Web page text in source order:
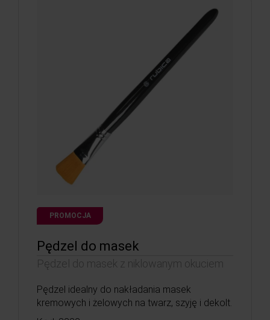
PROMOCJA
Pędzel do masek
Pędzel do masek z niklowanym okuciem
Pędzel idealny do nakładania masek
kremowych i żelowych na twarz, szyję i dekolt.